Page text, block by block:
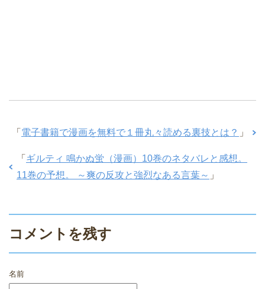
「 電子書籍で漫画を無料で１冊丸々読める裏技とは？ 」
「 ギルティ 鳴かぬ蛍（漫画）10巻のネタバレと感想。
11巻の予想。 ～爽の反攻と強烈なある言葉～ 」
コメントを残す
名前